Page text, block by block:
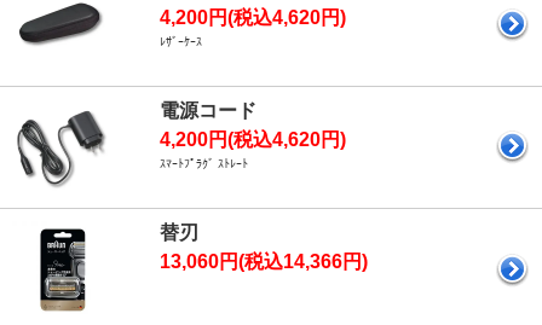
4,200円(税込4,620円)
ﾚｻﾞｰｹｰｽ
電源コード
4,200円(税込4,620円)
ｽﾏｰﾄﾌﾟﾗｸﾞ ｽﾄﾚｰﾄ
替刃
13,060円(税込14,366円)